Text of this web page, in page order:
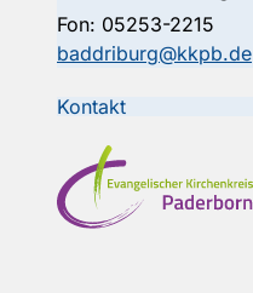
Fon: 05253-2215
baddriburg@kkpb.de
Kontakt